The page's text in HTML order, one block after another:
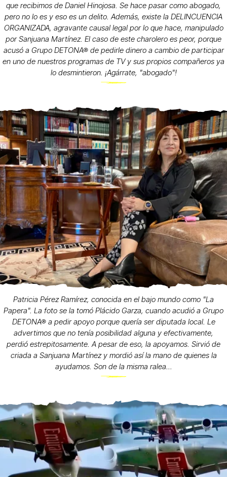
que recibimos de Daniel Hinojosa. Se hace pasar como abogado,
pero no lo es y eso es un delito. Además, existe la DELINCUENCIA
ORGANIZADA, agravante causal legal por lo que hace, manipulado
por Sanjuana Martínez. El caso de este charolero es peor, porque
acusó a Grupo DETONA® de pedirle dinero a cambio de participar
en uno de nuestros programas de TV y sus propios compañeros ya
lo desmintieron. ¡Agárrate, "abogado"!
Patricia Pérez Ramírez, conocida en el bajo mundo como "La
Papera". La foto se la tomó Plácido Garza, cuando acudió a Grupo
DETONA® a pedir apoyo porque quería ser diputada local. Le
advertimos que no tenía posibilidad alguna y efectivamente,
perdió estrepitosamente. A pesar de eso, la apoyamos. Sirvió de
criada a Sanjuana Martínez y mordió así la mano de quienes la
ayudamos. Son de la misma ralea...